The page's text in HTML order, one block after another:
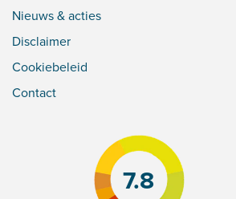
Nieuws & acties
Disclaimer
Cookiebeleid
Contact
7.8